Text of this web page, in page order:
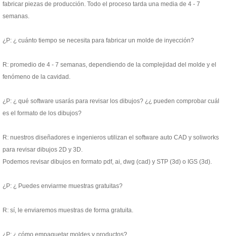
fabricar piezas de producción. Todo el proceso tarda una media de 4 - 7
semanas.
¿P: ¿ cuánto tiempo se necesita para fabricar un molde de inyección?
R: promedio de 4 - 7 semanas, dependiendo de la complejidad del molde y el
fenómeno de la cavidad.
¿P: ¿ qué software usarás para revisar los dibujos? ¿¿ pueden comprobar cuál
es el formato de los dibujos?
R: nuestros diseñadores e ingenieros utilizan el software auto CAD y soliworks
para revisar dibujos 2D y 3D.
Podemos revisar dibujos en formato pdf, ai, dwg (cad) y STP (3d) o IGS (3d).
¿P: ¿ Puedes enviarme muestras gratuitas?
R: sí, le enviaremos muestras de forma gratuita.
¿P: ¿ cómo empaquetar moldes y productos?